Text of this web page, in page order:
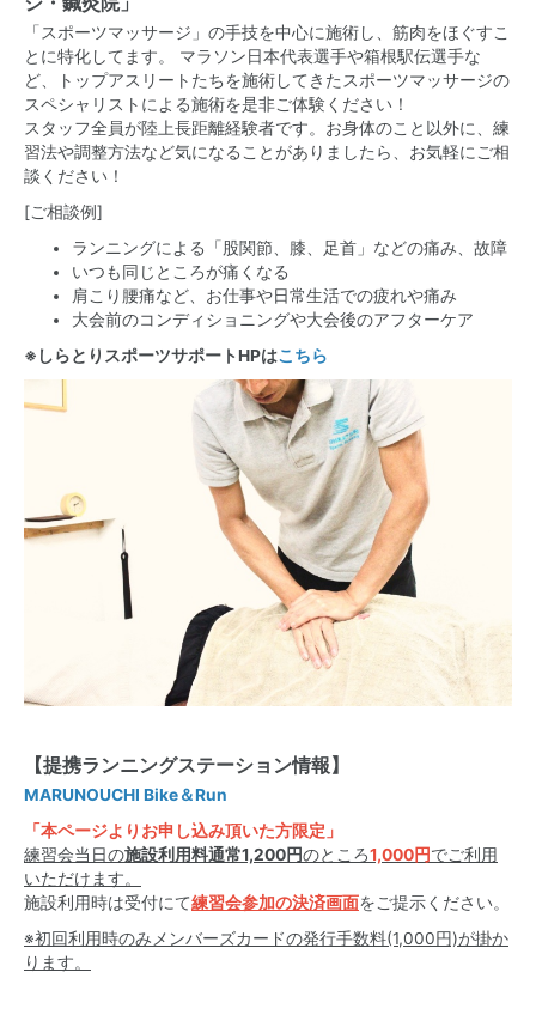
「スポーツマッサージ」の手技を中心に施術し、筋肉をほぐすこ
とに特化してます。 マラソン日本代表選手や箱根駅伝選手な
ど、トップアスリートたちを施術してきたスポーツマッサージの
スペシャリストによる施術を是非ご体験ください！
スタッフ全員が陸上長距離経験者です。お身体のこと以外に、練
習法や調整方法など気になることがありましたら、お気軽にご相
談ください！
[ご相談例]
ランニングによる「股関節、膝、足首」などの痛み、故障
いつも同じところが痛くなる
肩こり腰痛など、お仕事や日常生活での疲れや痛み
大会前のコンディショニングや大会後のアフターケア
※しらとりスポーツサポートHPはこちら
【提携ランニングステーション情報】
MARUNOUCHI Bike＆Run
「本ページよりお申し込み頂いた方限定」
練習会当日の施設利用料通常1,200円のところ1,000円でご利用
いただけます。
施設利用時は受付にて練習会参加の決済画面をご提示ください。
※初回利用時のみメンバーズカードの発行手数料(1,000円)が掛か
ります。